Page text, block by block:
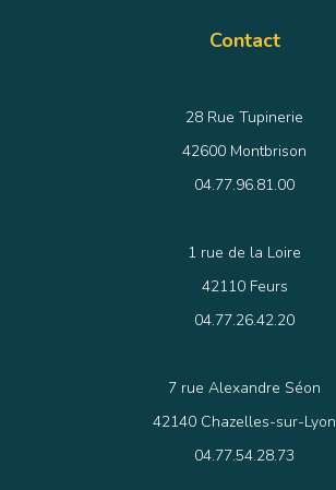
Contact
28 Rue Tupinerie
42600 Montbrison
04.77.96.81.00
1 rue de la Loire
42110 Feurs
04.77.26.42.20
7 rue Alexandre Séon
42140 Chazelles-sur-Lyon
04.77.54.28.73